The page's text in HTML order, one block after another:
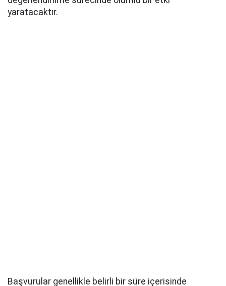
yaratacaktır.
Başvurular genellikle belirli bir süre içerisinde